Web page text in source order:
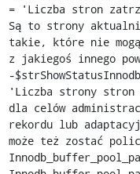
= 'Liczba stron
Są to strony
takie, które nie
z jakiegoś innego
-
'Liczba strony stron
dla celów
rekordu lub
może też zostać